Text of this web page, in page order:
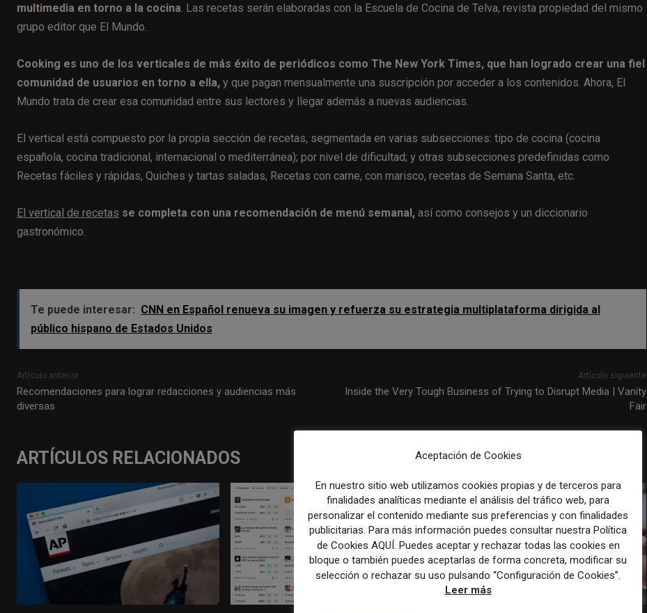
multimedia en torno a la cocina. Las recetas serán elaboradas con la Escuela de Cocina de Telva, revista propiedad del mismo
grupo editor que El Mundo.
Cooking es uno de los verticales de más éxito de periódicos como The New York Times, que han logrado crear una fiel
comunidad de usuarios en torno a ella, y que pagan mensualmente una suscripción por acceder a los contenidos. Ahora, El
Mundo trata de crear esa comunidad entre sus lectores y llegar además a nuevas audiencias.
El vertical está compuesto por la propia sección de recetas, segmentada en varias subsecciones: tipo de cocina (cocina
española, cocina tradicional, internacional o mediterránea); por nivel de dificultad; y otras subsecciones predefinidas como
Recetas fáciles y rápidas, Quiches y tartas saladas, Recetas con carne, con marisco, recetas de Semana Santa, etc.
El vertical de recetas se completa con una recomendación de menú semanal, así como consejos y un diccionario
gastronómico.
Te puede interesar: CNN en Español renueva su imagen y refuerza su estrategia multiplataforma dirigida al
público hispano de Estados Unidos
Artículo anterior
Recomendaciones para lograr redacciones y audiencias más
diversas
Artículo siguiente
Inside the Very Tough Business of Trying to Disrupt Media | Vanity
Fair
ARTÍCULOS RELACIONADOS Aceptación de Cookies
En nuestro sitio web utilizamos cookies propias y de terceros para
finalidades analíticas mediante el análisis del tráfico web, para
personalizar el contenido mediante sus preferencias y con finalidades
publicitarias. Para más información puedes consultar nuestra Política
de Cookies AQUÍ. Puedes aceptar y rechazar todas las cookies en
bloque o también puedes aceptarlas de forma concreta, modificar su
selección o rechazar su uso pulsando “Configuración de Cookies”.
Leer más